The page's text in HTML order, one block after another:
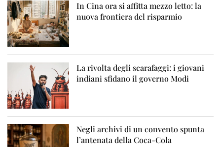
In Cina ora si affitta mezzo letto: la
nuova frontiera del risparmio
La rivolta degli scarafaggi: i giovani
indiani sfidano il governo Modi
Negli archivi di un convento spunta
l’antenata della Coca-Cola